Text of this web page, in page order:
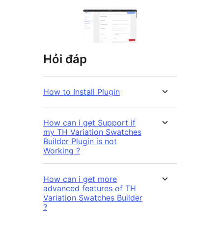
Hỏi đáp
How to Install Plugin
How can i get Support if
my TH Variation Swatches
Builder Plugin is not
Working ?
How can i get more
advanced features of TH
Variation Swatches Builder
?